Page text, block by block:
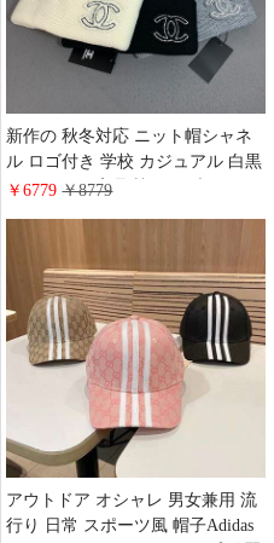
新作の 秋冬対応 ニット帽シャネ
ル ロゴ付き 学校 カジュアル 白黒
アウトドア 高品質 ハイブランド
￥6779￥8779
アウトドア オシャレ 男女兼用 流
行り 日常 スポーツ風 帽子Adidas